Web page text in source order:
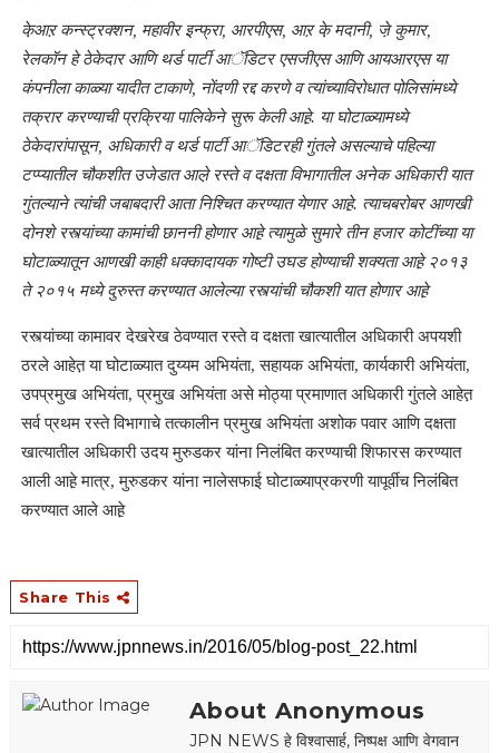
के़आऱ कन्स्ट्रक्शन, महावीर इन्फ्रा, आरपीएस, आऱ के़ मदानी, जे़ कुमार,
रेलकॉन हे ठेकेदार आणि थर्ड पार्टी आॅडिटर एसजीएस आणि आयआरएस या
कंपनीला काळ्या यादीत टाकाणे, नोंदणी रद्द करणे व त्यांच्याविरोधात पोलिसांमध्ये
तक्रार करण्याची प्रक्रिया पालिकेने सुरू केली आहे़. या घोटाळ्यामध्ये
ठेकेदारांपासून, अधिकारी व थर्ड पार्टी आॅडिटरही गुंतले असल्याचे पहिल्या
टप्प्यातील चौकशीत उजेडात आले़ रस्ते व दक्षता विभागातील अनेक अधिकारी यात
गुंतल्याने त्यांची जबाबदारी आता निश्चित करण्यात येणार आहे़. त्याचबरोबर आणखी
दोनशे रस्त्यांच्या कामांची छाननी होणार आहे़ त्यामुळे सुमारे तीन हजार कोटींच्या या
घोटाळ्यातून आणखी काही धक्कादायक गोष्टी उघड होण्याची शक्यता आहे़ २०१३
ते २०१५ मध्ये दुरुस्त करण्यात आलेल्या रस्त्यांची चौकशी यात होणार आहे़
रस्त्यांच्या कामावर देखरेख ठेवण्यात रस्ते व दक्षता खात्यातील अधिकारी अपयशी
ठरले आहेत़ या घोटाळ्यात दुय्यम अभियंता, सहायक अभियंता, कार्यकारी अभियंता,
उपप्रमुख अभियंता, प्रमुख अभियंता असे मोठ्या प्रमाणात अधिकारी गुंतले आहेत़
सर्व प्रथम रस्ते विभागाचे तत्कालीन प्रमुख अभियंता अशोक पवार आणि दक्षता
खात्यातील अधिकारी उदय मुरुडकर यांना निलंबित करण्याची शिफारस करण्यात
आली आहे़ मात्र, मुरुडकर यांना नालेसफाई घोटाळ्याप्रकरणी यापूर्वीच निलंबित
करण्यात आले आहे़
Share This
About Anonymous
JPN NEWS हे विश्वासार्ह, निष्पक्ष आणि वेगवान